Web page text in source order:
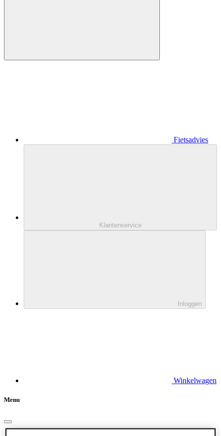
Fietsadvies
Klantenservice
Inloggen
Winkelwagen
Menu